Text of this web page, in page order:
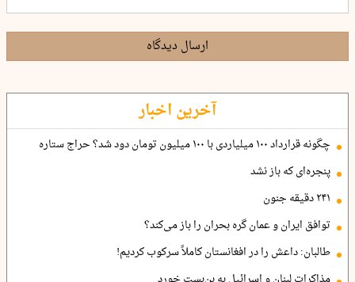
ارسال دیدگاه
آخرین اخبار
چگونه قرارداد ۱۰۰ میلیاردی با ۱۰۰ میلیون تومان دود شد؟ حراج ستاره
پنجره‌ای که باز نشد
۲۴۱ دقیقه جنون
توافق ایران و عمان گره بحران را باز می‌کند؟
طالبان: داعش را در افغانستان کاملاً سرکوب کردیم!